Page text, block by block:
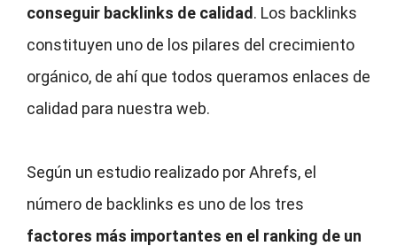
conseguir backlinks de calidad. Los backlinks
constituyen uno de los pilares del crecimiento
orgánico, de ahí que todos queramos enlaces de
calidad para nuestra web.
Según un estudio realizado por Ahrefs, el
número de backlinks es uno de los tres
factores más importantes en el ranking de un